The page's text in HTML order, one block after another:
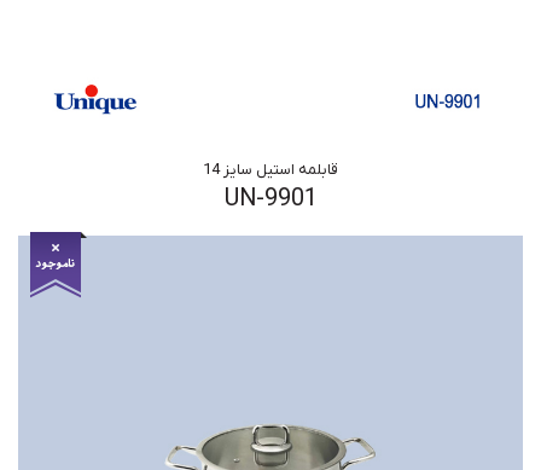
قابلمه استیل سایز 14
UN-9901